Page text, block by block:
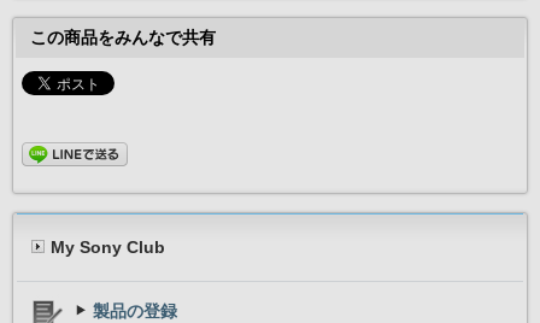
この商品をみんなで共有
My Sony Club
製品の登録